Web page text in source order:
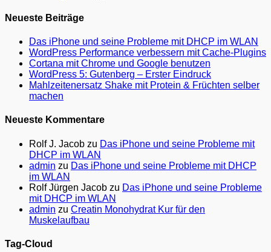
Neueste Beiträge
Das iPhone und seine Probleme mit DHCP im WLAN
WordPress Performance verbessern mit Cache-Plugins
Cortana mit Chrome und Google benutzen
WordPress 5: Gutenberg – Erster Eindruck
Mahlzeitenersatz Shake mit Protein & Früchten selber
machen
Neueste Kommentare
Rolf J. Jacob zu Das iPhone und seine Probleme mit
DHCP im WLAN
admin zu Das iPhone und seine Probleme mit DHCP
im WLAN
Rolf Jürgen Jacob zu Das iPhone und seine Probleme
mit DHCP im WLAN
admin zu Creatin Monohydrat Kur für den
Muskelaufbau
Tag-Cloud